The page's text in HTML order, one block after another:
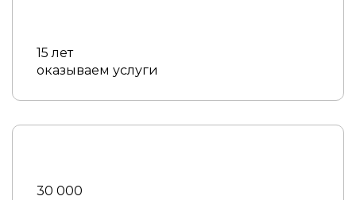
15 лет
оказываем услуги
30 000